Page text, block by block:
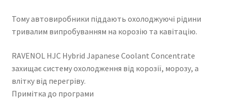
Тому автовиробники піддають охолоджуючі рідини
тривалим випробуванням на корозію та кавітацію.
RAVENOL HJC Hybrid Japanese Coolant Concentrate
захищає систему охолодження від корозії, морозу, а
влітку від перегріву.
Примітка до програми